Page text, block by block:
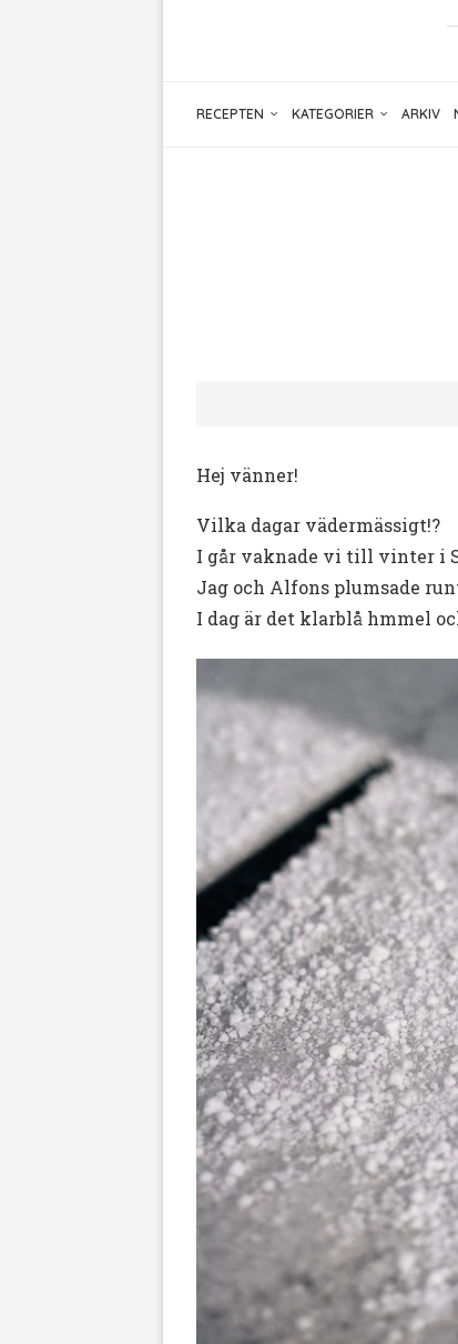
RECEPTEN KATEGORIER ARKIV
Hej vänner!
Vilka dagar vädermässigt!?
I går vaknade vi till vinter i
Jag och Alfons plumsade
I dag är det klarblå hmmel